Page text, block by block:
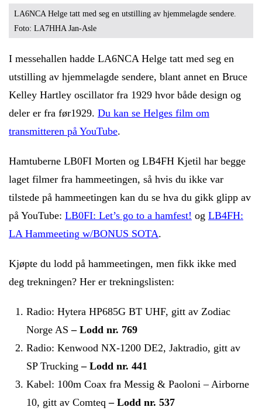
LA6NCA Helge tatt med seg en utstilling av hjemmelagde sendere.
Foto: LA7HHA Jan-Asle
I messehallen hadde LA6NCA Helge tatt med seg en
utstilling av hjemmelagde sendere, blant annet en Bruce
Kelley Hartley oscillator fra 1929 hvor både design og
deler er fra før1929. Du kan se Helges film om
transmitteren på YouTube.
Hamtuberne LB0FI Morten og LB4FH Kjetil har begge
laget filmer fra hammeetingen, så hvis du ikke var
tilstede på hammeetingen kan du se hva du gikk glipp av
på YouTube: LB0FI: Let’s go to a hamfest! og LB4FH:
LA Hammeeting w/BONUS SOTA.
Kjøpte du lodd på hammeetingen, men fikk ikke med
deg trekningen? Her er trekningslisten:
Radio: Hytera HP685G BT UHF, gitt av Zodiac
Norge AS– Lodd nr. 769
Radio: Kenwood NX-1200 DE2, Jaktradio, gitt av
SP Trucking– Lodd nr. 441
Kabel: 100m Coax fra Messig & Paoloni – Airborne
10, gitt av Comteq– Lodd nr. 537